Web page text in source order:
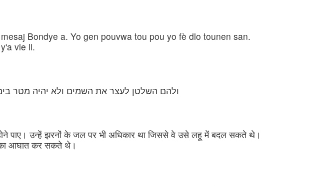
Bondye a. Yo gen pouvwa tou pou yo fè dlo tounen san.
vle li.
ולהם השלטן לעצר את השמים ולא יהיה מטר
पाए। उन्हें झरनों के जल पर भी अधिकार था जिससे वे उसे लहू में बदल सकते थे।
का आघात कर सकते थे।